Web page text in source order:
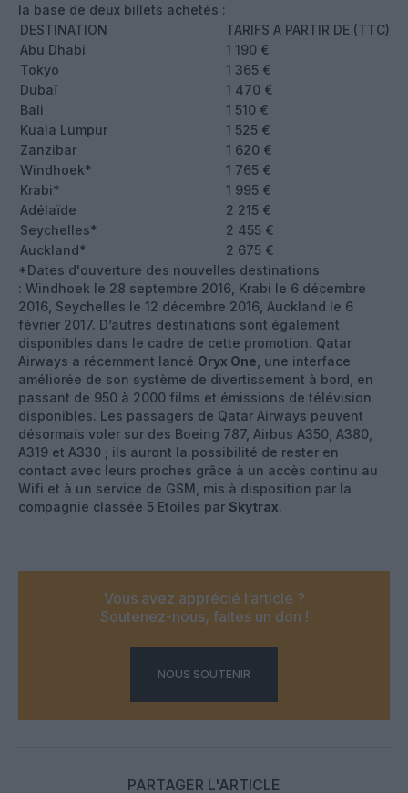
la base de deux billets achetés :
DESTINATION
TARIFS A PARTIR DE (TTC)
Abu Dhabi
1 190 €
Tokyo
1 365 €
Dubaï
1 470 €
Bali
1 510 €
Kuala Lumpur
1 525 €
Zanzibar
1 620 €
Windhoek*
1 765 €
Krabi*
1 995 €
Adélaïde
2 215 €
Seychelles*
2 455 €
Auckland*
2 675 €
*Dates d'ouverture des nouvelles destinations
: Windhoek le 28 septembre 2016, Krabi le 6 décembre
2016, Seychelles le 12 décembre 2016, Auckland le 6
février 2017. D’autres destinations sont également
disponibles dans le cadre de cette promotion. Qatar
Airways a récemment lancé Oryx One , une interface
améliorée de son système de divertissement à bord, en
passant de 950 à 2000 films et émissions de télévision
disponibles. Les passagers de Qatar Airways peuvent
désormais voler sur des Boeing 787, Airbus A350, A380,
A319 et A330 ; ils auront la possibilité de rester en
contact avec leurs proches grâce à un accès continu au
Wifi et à un service de GSM, mis à disposition par la
compagnie classée 5 Etoiles par Skytrax.
Vous avez apprécié l’article ?
Soutenez-nous, faites un don !
NOUS SOUTENIR
PARTAGER L'ARTICLE